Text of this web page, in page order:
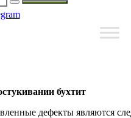
бухтит
дефекты являются